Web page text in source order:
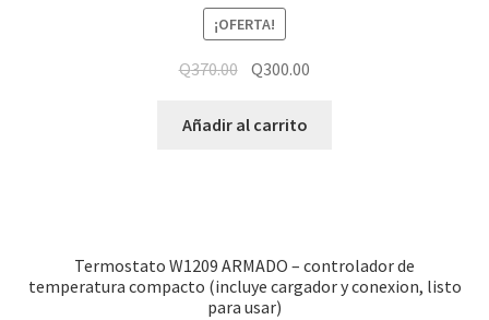
¡OFERTA!
Q370.00 Q300.00
Añadir al carrito
Termostato W1209 ARMADO – controlador de
temperatura compacto (incluye cargador y conexion, listo
para usar)